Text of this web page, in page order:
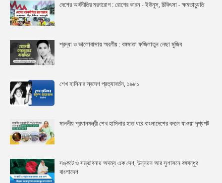
দেশের অর্থনীতির মরণরোগ : রোগের কারন - ইউনুস, চিকিৎসা - ক্ষমতাচ্যুতি
শ্রদ্ধা ও ভালোবাসায় স্মরণীয় : বঙ্গমাতা ফজিলাতুন নেছা মুজিব
শেখ হাসিনার স্বদেশ প্রত্যাবর্তন, ১৯৮১
মাননীয় প্রধানমন্ত্রী শেখ হাসিনার হাত ধরে বাংলাদেশের বদলে যাওয়া দৃশ্যপট
সঙ্কটে ও সম্ভাবনায় অদম্য এক দেশ, উন্নয়ন আর সুশাসনে বঙ্গবন্ধুর
বাংলাদেশ